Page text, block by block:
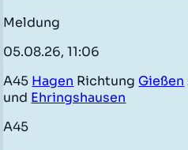
Meldung
05.08.26, 11:06
A45 Hagen Richtung Gießen
und Ehringshausen
A45